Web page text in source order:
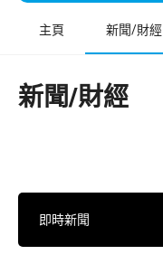
主頁 新聞/財經
新聞/財經
即時新聞